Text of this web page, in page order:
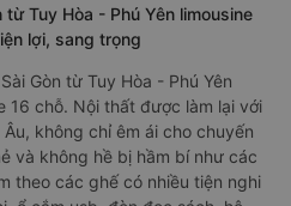
Tuy Hòa - Phú Yên limousine
lợi, sang trọng
Gòn từ Tuy Hòa - Phú Yên
16 chỗ. Nội thất được làm lại với
không chỉ êm ái cho chuyến
và không hề bị hầm bí như các
theo các ghế có nhiều tiện nghi